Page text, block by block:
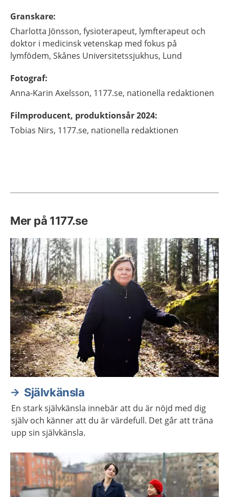
Granskare:
Charlotta Jönsson, fysioterapeut, lymfterapeut och
doktor i medicinsk vetenskap med fokus på
lymfödem, Skånes Universitetssjukhus, Lund
Fotograf:
Anna-Karin Axelsson, 1177.se, nationella redaktionen
Filmproducent, produktionsår 2024:
Tobias Nirs, 1177.se, nationella redaktionen
Mer på 1177.se
Självkänsla
En stark självkänsla innebär att du är nöjd med dig
själv och känner att du är värdefull. Det går att träna
upp sin självkänsla.